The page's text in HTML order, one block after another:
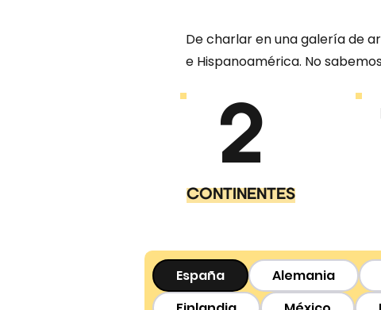
De charlar en una galería de
e Hispanoamérica. No
2
CONTINENTES
España Alemania